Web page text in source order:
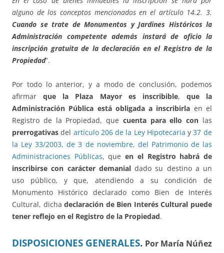
alguno de los conceptos mencionados en el artículo 14.2. 3.
Cuando se trate de Monumentos y Jardines Históricos la
Administración competente además instará de oficio la
inscripción gratuita de la declaración en el Registro de la
Propiedad”.
Por todo lo anterior, y a modo de conclusión, podemos
afirmarque la Plaza Mayor es inscribible, que la
Administración Pública está obligada a inscribirla en el
Registro de la Propiedad, que cuenta para ello con las
prerrogativas del artículo 206 de la Ley Hipotecaria y37 de
la Ley 33/2003, de 3 de noviembre, del Patrimonio de las
Administraciones Públicas, queen el Registro habrá de
inscribirse con carácter demanialdado su destino a un
uso público, y que, atendiendo a su condición de
Monumento Histórico declarado como Bien de Interés
Cultural, dichadeclaración de Bien Interés Cultural puede
tener reflejo en el Registro de la Propiedad.
DISPOSICIONES GENERALES. Por María Núñez